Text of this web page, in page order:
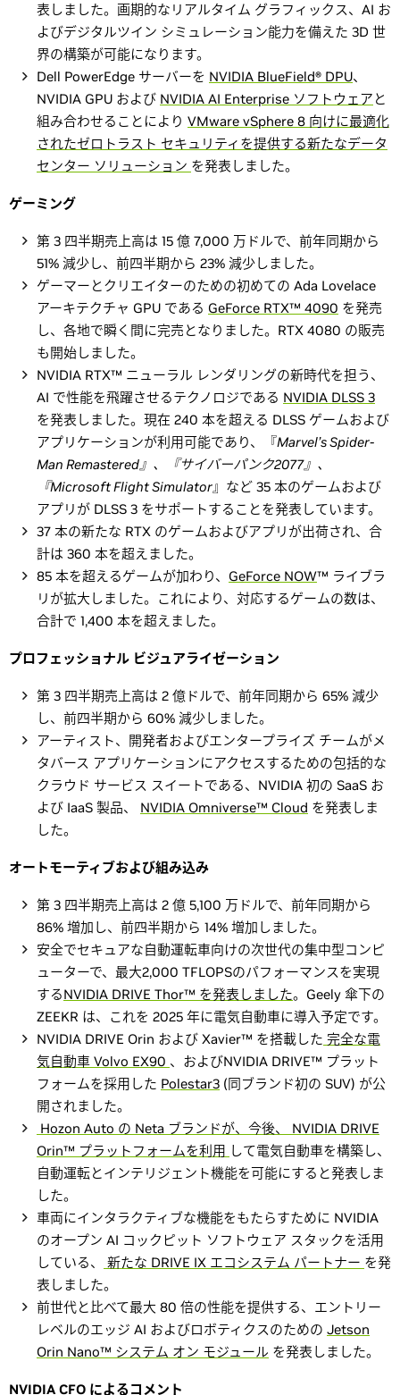
表しました。画期的なリアルタイム グラフィックス、AI お
よびデジタルツイン シミュレーション能力を備えた 3D 世
界の構築が可能になります。
Dell PowerEdge サーバーを NVIDIA BlueField® DPU、
NVIDIA GPU および NVIDIA AI Enterprise ソフトウェア と
組み合わせることにより VMware vSphere 8 向けに最適化
されたゼロトラスト セキュリティを提供する新たなデータ
センター ソリューション を発表しました。
ゲーミング
第 3 四半期売上高は 15 億 7,000 万ドルで、前年同期から
51% 減少し、前四半期から 23% 減少しました。
ゲーマーとクリエイターのための初めての Ada Lovelace
アーキテクチャ GPU である GeForce RTX™ 4090 を発売
し、各地で瞬く間に完売となりました。RTX 4080 の販売
も開始しました。
NVIDIA RTX™ ニューラル レンダリングの新時代を担う、
AI で性能を飛躍させるテクノロジである NVIDIA DLSS 3
を発表しました。現在 240 本を超える DLSS ゲームおよび
アプリケーションが利用可能であり、『Marvel’s Spider-
Man Remastered』、『サイバーパンク2077』、
『Microsoft Flight Simulator』など 35 本のゲームおよび
アプリが DLSS 3 をサポートすることを発表しています。
37 本の新たな RTX のゲームおよびアプリが出荷され、合
計は 360 本を超えました。
85 本を超えるゲームが加わり、 GeForce NOW™ ライブラ
リが拡大しました。これにより、対応するゲームの数は、
合計で 1,400 本を超えました。
プロフェッショナル ビジュアライゼーション
第 3 四半期売上高は 2 億ドルで、前年同期から 65% 減少
し、前四半期から 60% 減少しました。
アーティスト、開発者およびエンタープライズ チームがメ
タバース アプリケーションにアクセスするための包括的な
クラウド サービス スイートである、NVIDIA 初の SaaS お
よび IaaS 製品、 NVIDIA Omniverse™ Cloud を発表しま
した。
オートモーティブおよび組み込み
第 3 四半期売上高は 2 億 5,100 万ドルで、前年同期から
86% 増加し、前四半期から 14% 増加しました。
安全でセキュアな自動運転車向けの次世代の集中型コンピ
ューターで、最大2,000 TFLOPSのパフォーマンスを実現
するNVIDIA DRIVE Thor™ を発表しました。Geely 傘下の
ZEEKR は、これを 2025 年に電気自動車に導入予定です。
NVIDIA DRIVE Orin および Xavier™ を搭載した 完全な電
気自動車 Volvo EX90 、およびNVIDIA DRIVE™ プラット
フォームを採用した Polestar3 (同ブランド初の SUV) が公
開されました。
Hozon Auto の Neta ブランドが、今後、 NVIDIA DRIVE
Orin™ プラットフォームを利用 して電気自動車を構築し、
自動運転とインテリジェント機能を可能にすると発表しま
した。
車両にインタラクティブな機能をもたらすために NVIDIA
のオープン AI コックピット ソフトウェア スタックを活用
している、
新たな DRIVE IX エコシステム パートナー を発
表しました。
前世代と比べて最大 80 倍の性能を提供する、エントリー
レベルのエッジ AI およびロボティクスのための Jetson
Orin Nano™ システム オン モジュール を発表しました。
NVIDIA CFO によるコメント